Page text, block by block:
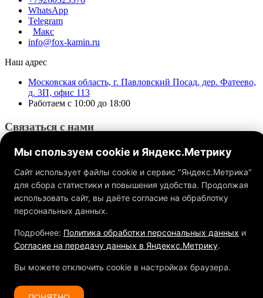
WhatsApp
Telegram
Макс
info@fox-kamin.ru
Наш адрес
Московская область, г. Павловский Посад, дер. Фатеево,
д. 3П, офис 113
Работаем с 10:00 до 18:00
Связаться с нами
Обращаем ваше внимание на то, что данный интернет-сайт, а
также вся информация о товарах и ценах, предоставленная на
при каких условиях не является публичной офертой,
определяемой положениями Статьи 437 ГК РФ.
Мы спользуем cookie и Яндекс.Метрику
Сайт использует файлы cookie и сервис "Яндекс.Метрика"
для сбора статистики и повышения удобства. Продолжая
использовать сайт, вы даёте согласие на обраблотку
персональных данных.
Подробнее: Политика обработки персональных данных и
Согласие на передачу данных в Яндеккс.Метрику.
Вы можете отключить cookie в настройках браузера.